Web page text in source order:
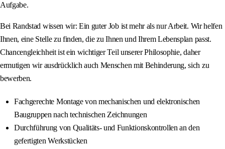
Aufgabe.
Bei Randstad wissen wir: Ein guter Job ist mehr als nur Arbeit. Wir helfen
Ihnen, eine Stelle zu finden, die zu Ihnen und Ihrem Lebensplan passt.
Chancengleichheit ist ein wichtiger Teil unserer Philosophie, daher
ermutigen wir ausdrücklich auch Menschen mit Behinderung, sich zu
bewerben.
Fachgerechte Montage von mechanischen und elektronischen
Baugruppen nach technischen Zeichnungen
Durchführung von Qualitäts- und Funktionskontrollen an den
gefertigten Werkstücken